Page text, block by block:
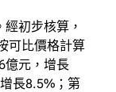
初步核算，
可比價格計算
億元，增長
長8.5%；第